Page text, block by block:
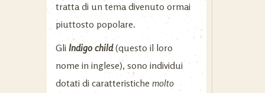
tratta di un tema divenuto ormai
piuttosto popolare.
Gli Indigo child(questo il loro
nome in inglese), sono individui
dotati di caratteristiche molto